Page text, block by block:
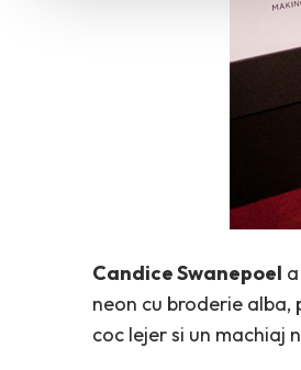
Candice Swanepoel
neon cu broderie alba,
coc lejer si un machiaj